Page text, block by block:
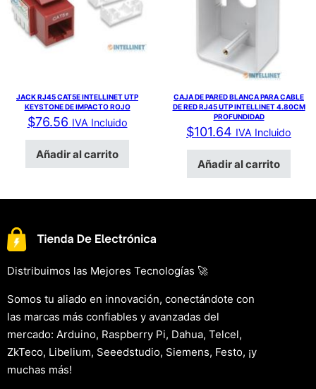
JACK RJ45 CAT5E INTELLINET UTP
KEYSTONE DE IMPACTO ROJO
$76.56 IVA Incluido
Añadir al carrito
CAJA DE PARED BLANCA PARA CABLE
DE RED RJ45 UTP INTELLINET 4.80CM
PROFUNDIDAD
$101.64 IVA Incluido
Añadir al carrito
Distribuimos las Mejores Tecnologías 🚀
Somos tu aliado en innovación, conectándote con
las marcas más confiables y avanzadas del
mercado: Arduino, Raspberry Pi, Dahua, Telcel,
ZkTeco, Libelium, Seeedstudio, Siemens, Festo, ¡y
muchas más!